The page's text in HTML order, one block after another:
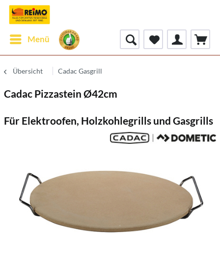
Menü
Übersicht Cadac Gasgrill
Cadac Pizzastein Ø42cm
Für Elektroofen, Holzkohlegrills und Gasgrills